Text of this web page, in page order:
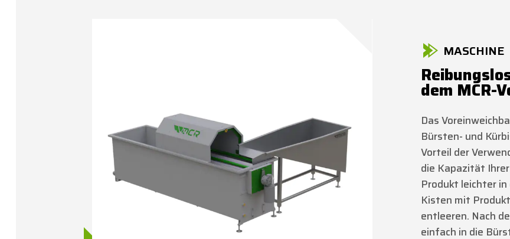
MASCHINE
dem MCR-
Das
Bürsten- und
Vorteil der
die Kapazität
Produkt leichter in
Kisten mit
entleeren. Nach
einfach in die